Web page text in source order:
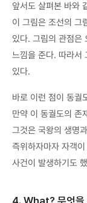
앞서도 살펴본 바와
이 그림은 조선의 그
있다. 그림의 관점은
느낌을 준다. 따라서
있다.
바로 이런 점이 동궐
만약 이 동궐도의 존
그것은 국왕의 생명
즉위하자마자 자객
사건이 발생하기도